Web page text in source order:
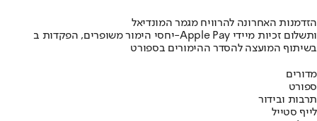
הזדמנות האחרונה להרוויח מגמר המונדיאל
יחסי הימור משופרים, הפקדות ב-Apple Pay ותשלום זכיות מיידי
בשיתוף המועצה להסדר ההימורים בספורט
מדורים
ספורט
תרבות ובידור
לייף סטייל